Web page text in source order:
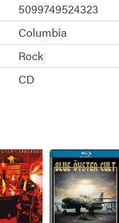
5099749524323
Columbia
Rock
CD